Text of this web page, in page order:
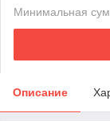
Минимальная
Описание